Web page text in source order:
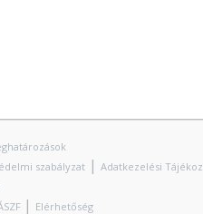
szabályzat | Adatkezelési
| Elérhetőség